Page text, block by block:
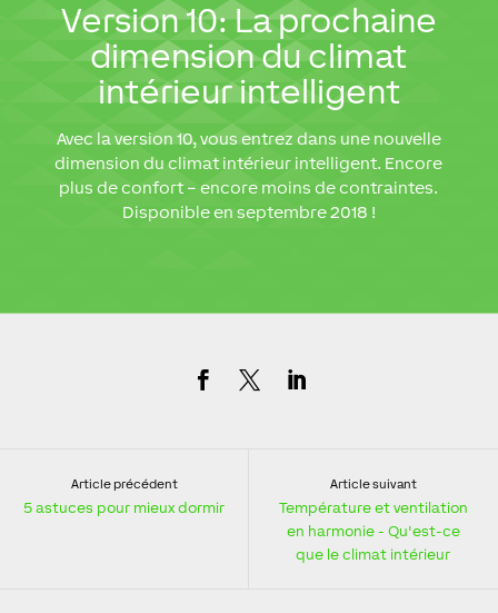
Version 10: La prochaine
dimension du climat
intérieur intelligent
Avec la version 10, vous entrez dans une nouvelle
dimension du climat intérieur intelligent. Encore
plus de confort – encore moins de contraintes.
Disponible en septembre 2018 !
Article précédent
5 astuces pour mieux dormir
Article suivant
Température et ventilation
en harmonie - Qu'est-ce
que le climat intérieur